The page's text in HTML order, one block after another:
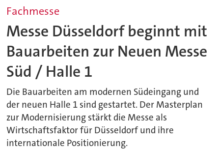
Fachmesse
Messe Düsseldorf beginnt mit
Bauarbeiten zur Neuen Messe
Süd / Halle 1
Die Bauarbeiten am modernen Südeingang und
der neuen Halle 1 sind gestartet. Der Masterplan
zur Modernisierung stärkt die Messe als
Wirtschaftsfaktor für Düsseldorf und ihre
internationale Positionierung.